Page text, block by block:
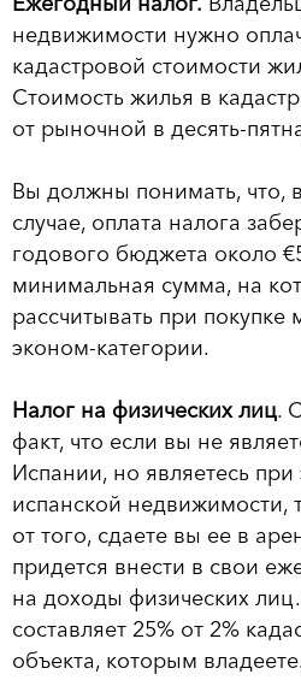
недвижимости нужно
кадастровой стоимости
Стоимость жилья в
от рыночной в десять-
Вы должны понимать, что,
случае, оплата налога
годового бюджета около
минимальная сумма, на
рассчитывать при покупке
эконом-категории.
Налог на физических лиц.
факт, что если вы не
Испании, но являетесь
испанской недвижимости,
от того, сдаете вы ее в
придется внести в свои
на доходы физических
составляет 25% от 2%
объекта, которым